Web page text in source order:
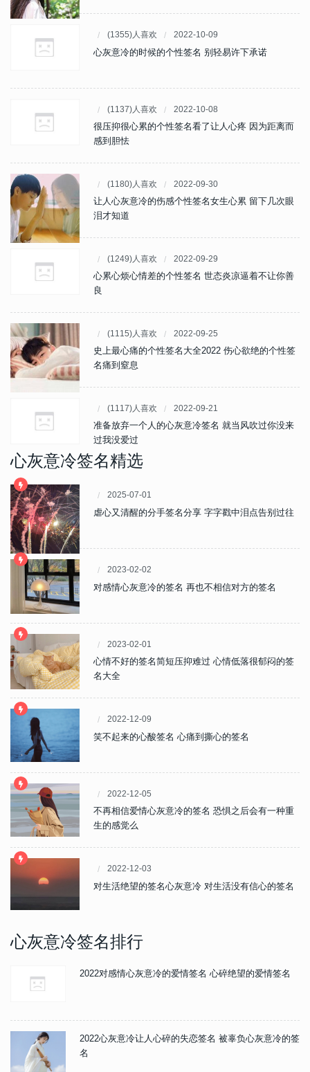
(1355)人喜欢 2022-10-09
心灰意冷的时候的个性签名 别轻易许下承诺
(1137)人喜欢 2022-10-08
很压抑很心累的个性签名看了让人心疼 因为距离而
感到胆怯
(1180)人喜欢 2022-09-30
让人心灰意冷的伤感个性签名女生心累 留下几次眼
泪才知道
(1249)人喜欢 2022-09-29
心累心烦心情差的个性签名 世态炎凉逼着不让你善
良
(1115)人喜欢 2022-09-25
史上最心痛的个性签名大全2022 伤心欲绝的个性签
名痛到窒息
(1117)人喜欢 2022-09-21
准备放弃一个人的心灰意冷签名 就当风吹过你没来
过我没爱过
心灰意冷签名精选
2025-07-01
虐心又清醒的分手签名分享 字字戳中泪点告别过往
2023-02-02
对感情心灰意冷的签名 再也不相信对方的签名
2023-02-01
心情不好的签名简短压抑难过 心情低落很郁闷的签
名大全
2022-12-09
笑不起来的心酸签名 心痛到撕心的签名
2022-12-05
不再相信爱情心灰意冷的签名 恐惧之后会有一种重
生的感觉么
2022-12-03
对生活绝望的签名心灰意冷 对生活没有信心的签名
心灰意冷签名排行
2022对感情心灰意冷的爱情签名 心碎绝望的爱情签名
2022心灰意冷让人心碎的失恋签名 被辜负心灰意冷的签
名